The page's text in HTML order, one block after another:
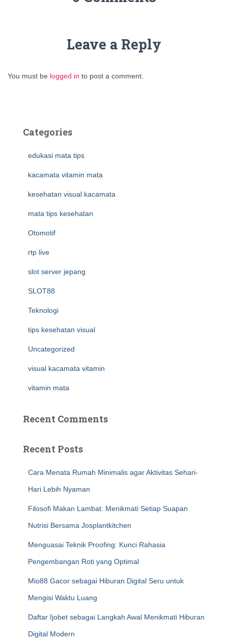
Leave a Reply
You must be logged in to post a comment.
Categories
edukasi mata tips
kacamata vitamin mata
kesehatan visual kacamata
mata tips kesehatan
Otomotif
rtp live
slot server jepang
SLOT88
Teknologi
tips kesehatan visual
Uncategorized
visual kacamata vitamin
vitamin mata
Recent Comments
Recent Posts
Cara Menata Rumah Minimalis agar Aktivitas Sehari-
Hari Lebih Nyaman
Filosofi Makan Lambat: Menikmati Setiap Suapan
Nutrisi Bersama Josplantkitchen
Menguasai Teknik Proofing: Kunci Rahasia
Pengembangan Roti yang Optimal
Mio88 Gacor sebagai Hiburan Digital Seru untuk
Mengisi Waktu Luang
Daftar Ijobet sebagai Langkah Awal Menikmati Hiburan
Digital Modern